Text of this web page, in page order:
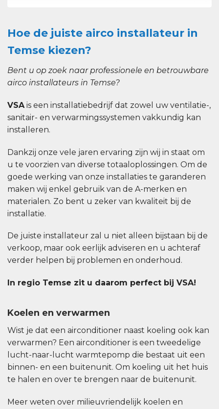
Hoe de juiste airco installateur in
Temse kiezen?
Bent u op zoek naar professionele en betrouwbare
airco installateurs in Temse?
VSAis een installatiebedrijf dat zowel uw ventilatie-,
sanitair- en verwarmingssystemen vakkundig kan
installeren.
Dankzij onze vele jaren ervaring zijn wij in staat om
u te voorzien van diverse totaaloplossingen. Om de
goede werking van onze installaties te garanderen
maken wij enkel gebruik van de A-merken en
materialen. Zo bent u zeker van kwaliteit bij de
installatie.
De juiste installateur zal u niet alleen bijstaan bij de
verkoop, maar ook eerlijk adviseren en u achteraf
verder helpen bij problemen en onderhoud.
In regio Temse zit u daarom perfect bij VSA!
Koelen en verwarmen
Wist je dat een airconditioner naast koeling ook kan
verwarmen? Een airconditioner is een tweedelige
lucht-naar-lucht warmtepomp die bestaat uit een
binnen- en een buitenunit. Om koeling uit het huis
te halen en over te brengen naar de buitenunit.
Meer weten over milieuvriendelijk koelen en